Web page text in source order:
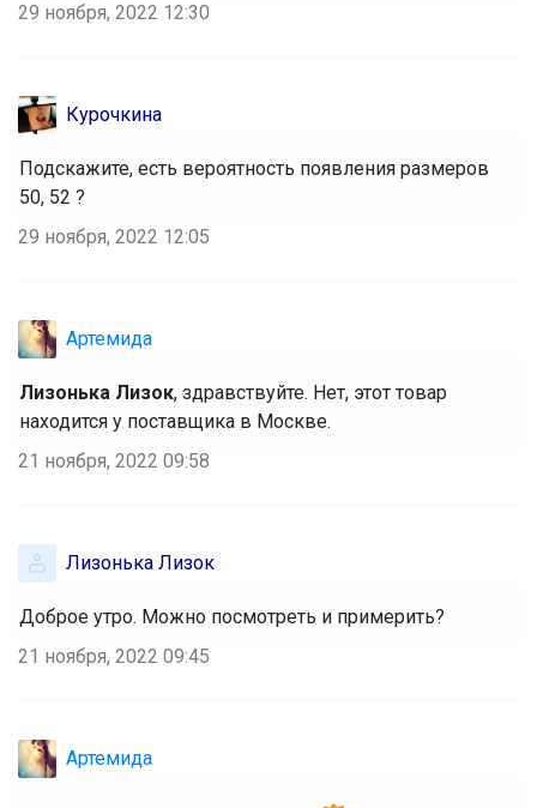
29 ноября, 2022 12:30
Курочкина
Подскажите, есть вероятность появления размеров
50, 52 ?
29 ноября, 2022 12:05
Артемида
Лизонька Лизок, здравствуйте. Нет, этот товар
находится у поставщика в Москве.
21 ноября, 2022 09:58
Лизонька Лизок
Доброе утро. Можно посмотреть и примерить?
21 ноября, 2022 09:45
Артемида